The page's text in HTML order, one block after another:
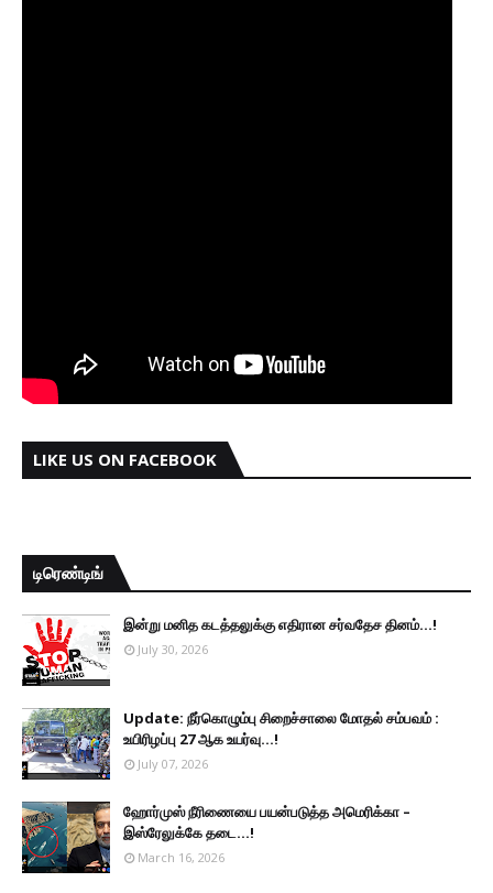
LIKE US ON FACEBOOK
டிரெண்டிங்
இன்று மனித கடத்தலுக்கு எதிரான சர்வதேச தினம்...!
July 30, 2026
Update: நீர்கொழும்பு சிறைச்சாலை மோதல் சம்பவம் :
உயிரிழப்பு 27 ஆக உயர்வு...!
July 07, 2026
ஹோர்முஸ் நீரிணையை பயன்படுத்த அமெரிக்கா –
இஸ்ரேலுக்கே தடை...!
March 16, 2026